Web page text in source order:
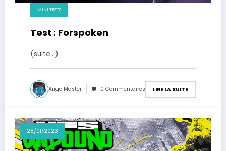
MINI TESTS
Test : Forspoken
(suite…)
AngelMaster 0 Commentaires LIRE LA SUITE
28/01/2023